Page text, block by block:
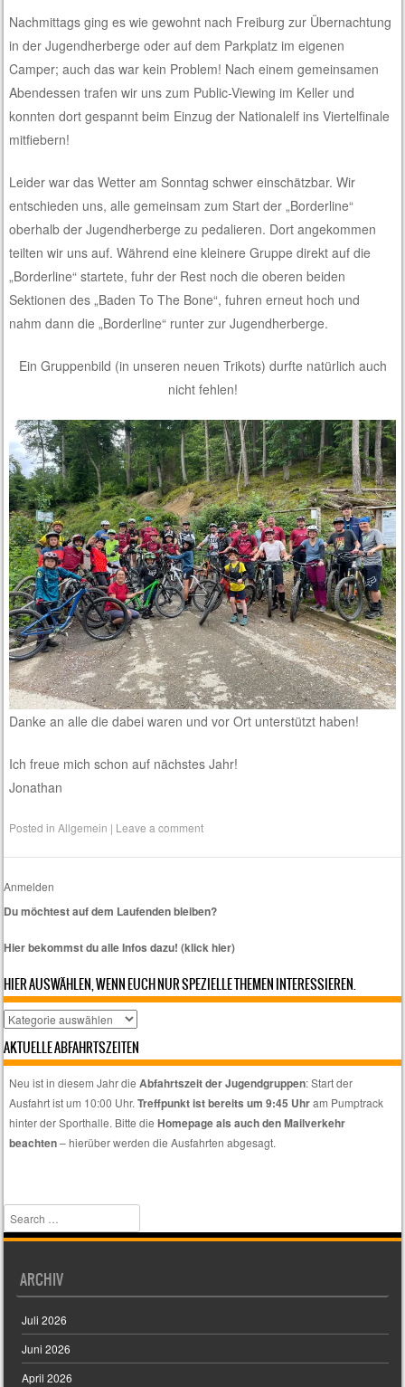
Nachmittags ging es wie gewohnt nach Freiburg zur Übernachtung
in der Jugendherberge oder auf dem Parkplatz im eigenen
Camper; auch das war kein Problem! Nach einem gemeinsamen
Abendessen trafen wir uns zum Public-Viewing im Keller und
konnten dort gespannt beim Einzug der Nationalelf ins Viertelfinale
mitfiebern!
Leider war das Wetter am Sonntag schwer einschätzbar. Wir
entschieden uns, alle gemeinsam zum Start der „Borderline“
oberhalb der Jugendherberge zu pedalieren. Dort angekommen
teilten wir uns auf. Während eine kleinere Gruppe direkt auf die
„Borderline“ startete, fuhr der Rest noch die oberen beiden
Sektionen des „Baden To The Bone“, fuhren erneut hoch und
nahm dann die „Borderline“ runter zur Jugendherberge.
Ein Gruppenbild (in unseren neuen Trikots) durfte natürlich auch
nicht fehlen!
Danke an alle die dabei waren und vor Ort unterstützt haben!
Ich freue mich schon auf nächstes Jahr!
Jonathan
Posted inAllgemein | Leave a comment
Anmelden
Du möchtest auf dem Laufenden bleiben?
Hier bekommst du alle Infos dazu! (klick hier)
HIER AUSWÄHLEN, WENN EUCH NUR SPEZIELLE THEMEN INTERESSIEREN.
Hier
wenn
Themen
interessieren.
AKTUELLE ABFAHRTSZEITEN
Neu ist in diesem Jahr dieAbfahrtszeit der Jugendgruppen: Start der
Ausfahrt ist um 10:00 Uhr.Treffpunkt ist bereits um 9:45 Uhram Pumptrack
hinter der Sporthalle. Bitte dieHomepage als auch den Mailverkehr
beachten– hierüber werden die Ausfahrten abgesagt.
Search
ARCHIV
Juli 2026
Juni 2026
April 2026